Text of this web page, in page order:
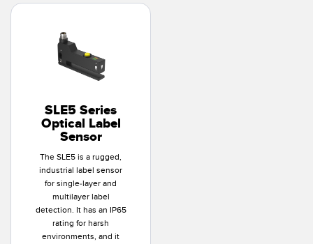
SLE5 Series
Optical Label
Sensor
The SLE5 is a rugged,
industrial label sensor
for single-layer and
multilayer label
detection. It has an IP65
rating for harsh
environments, and it